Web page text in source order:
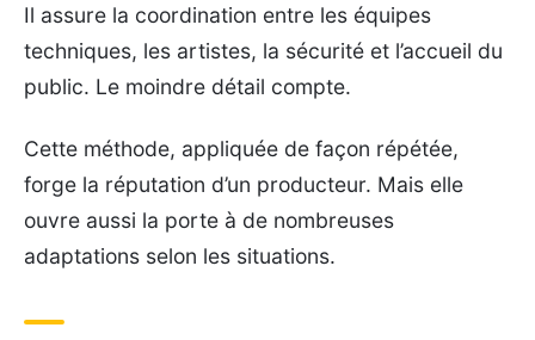
Il assure la coordination entre les équipes
techniques, les artistes, la sécurité et l’accueil du
public. Le moindre détail compte.
Cette méthode, appliquée de façon répétée,
forge la réputation d’un producteur. Mais elle
ouvre aussi la porte à de nombreuses
adaptations selon les situations.